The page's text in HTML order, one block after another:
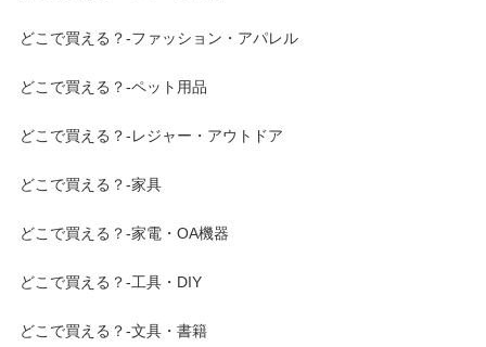
どこで買える？-ファッション・アパレル
どこで買える？-ペット用品
どこで買える？-レジャー・アウトドア
どこで買える？-家具
どこで買える？-家電・OA機器
どこで買える？-工具・DIY
どこで買える？-文具・書籍